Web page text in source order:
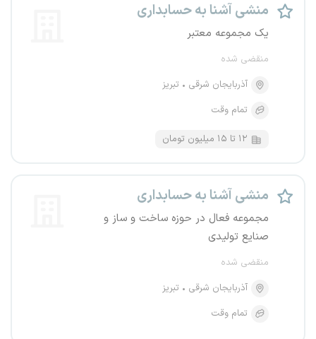
منشی آشنا به حسابداری
یک مجموعه معتبر
منقضی شده
آذربایجان شرقی
تبریز
تمام وقت
۱۲ تا ۱۵ میلیون تومان
منشی آشنا به حسابداری
مجموعه فعال در حوزه ساخت و ساز و
صنایع تولیدی
منقضی شده
آذربایجان شرقی
تبریز
تمام وقت